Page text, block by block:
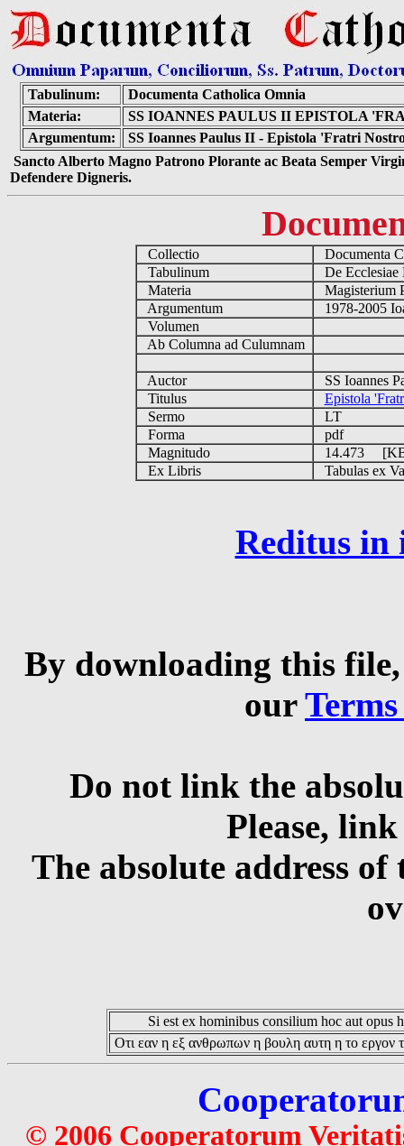
Tabulinum:
Documenta Catholica Omnia
Materia:
SS IOANNES PAULUS II EPISTOLA
Argumentum:
SS Ioannes Paulus II - Epistola 'Fratri
Sancto Alberto Magno Patrono Plorante ac Beata Semper
Defendere Digneris.
Collectio
Documenta
Tabulinum
De
Materia
Magisterium
Argumentum
1978-2005
Volumen
Ab Columna ad Culumnam
Auctor
SS Ioannes
Titulus
Epistola
Sermo
LT
Forma
pdf
Magnitudo
14.473
Ex Libris
Tabulas ex
Reditus in
By downloading this
our
Do not link the
Please,
The absolute address
Si est ex hominibus consilium hoc aut opus
Οτι εαν η εξ ανθρωπων η βουλη αυτη η το εργον
© 2006 Cooperatorum